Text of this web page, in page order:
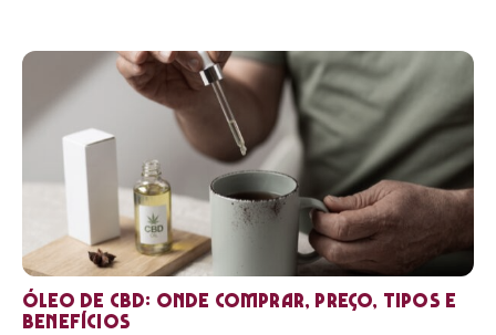
Óleo de CBD: Onde comprar, preço, tipos e
benefícios